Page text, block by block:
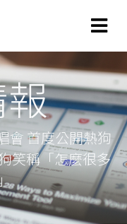
會 首度公開熱狗
笑稱「怎麼很多